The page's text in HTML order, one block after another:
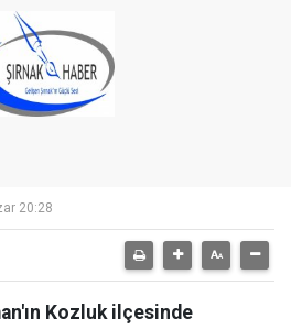
20:28
Kozluk ilçesinde